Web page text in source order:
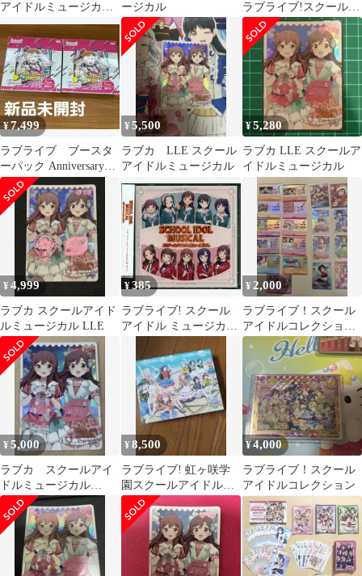
アイドルミュージカル
CD
ージカル
ラブライブ!スクールア
イドルフェスティバル
ALL …
¥7,499
ラブライブ ブースタ
ーパック Anniversary
2026 BOX2個セット
¥5,500
ラブカ LLE スクール
アイドルミュージカル
¥5,280
ラブカ LLE スクールア
イドルミュージカル
¥4,999
ラブカ スクールアイド
ルミュージカル LLE
¥385
ラブライブ! スクール
アイドル ミュージカル
¥ 2,000
ラブライブ！スクール
アイドルコレクション
まとめ売り
¥5,000
ラブカ スクールアイ
ドルミュージカル
PL!SIM-bp5-E01-LLE
¥8,500
ラブライブ! 虹ヶ咲学
園スクールアイドル同
好会 Blu-ray
¥4,000
ラブライブ！スクール
アイドルコレクション